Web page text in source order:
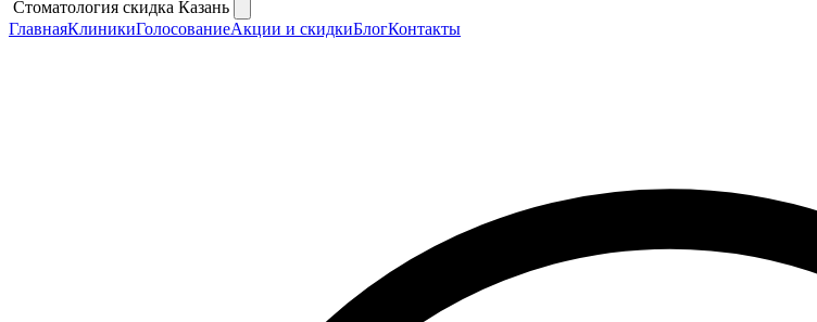
Стоматология скидка Казань
ГлавнаяКлиникиГолосованиеАкции и скидкиБлогКонтакты